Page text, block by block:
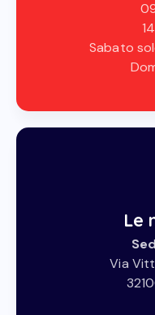
Sabato
Le
Via